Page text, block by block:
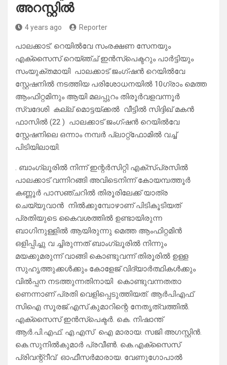
അറസ്റ്റിൽ
4 years ago Reporter
പാലക്കാട്: റെയിൽവേ സംരക്ഷണ സേനയും
എക്സൈസ് റെയ്ഞ്ച് ഇൻസ്പെക്ടറും പാർട്ടിയും
സംയുക്തമായി പാലക്കാട് ജംഗ്ഷൻ റെയിൽവേ
സ്റ്റേഷനിൽ നടത്തിയ പരിശോധനയിൽ 10ഗ്രാം മെത്ത
ആംഫിറ്റമിനും ആയി മലപ്പുറം തിരൂർവളവന്നൂർ
സ്വദേശി കല്ല് മൊട്ടയ്ക്കൽ വീട്ടിൽ സിദ്ദിഖ് മകൻ
ഫാസിൽ (22 ) പാലക്കാട് ജംഗ്ഷൻ റെയിൽവേ
സ്റ്റേഷനിലെ ഒന്നാം നമ്പർ പ്ലാറ്റ്ഫോമിൽ വച്ച്
പിടിയിലായി.
. ബാംഗ്ലൂരിൽ നിന്ന് ഇന്റർസിറ്റി എക്സ്പ്രസിൽ
പാലക്കാട് വന്നിറങ്ങി അവിടെനിന്ന് കോയമ്പത്തൂർ
കണ്ണൂർ പാസഞ്ചറിൽ തിരൂരിലേക്ക് യാത്ര
ചെയ്യുവാൻ നിൽക്കുമ്പോഴാണ് പിടികൂടിയത്
പ്രതിയുടെ കൈവശത്തിൽ ഉണ്ടായിരുന്ന
ബാഗിനുള്ളിൽ ആയിരുന്നു മെത്ത ആംഫിറ്റമിൻ
ഒളിപ്പിച്ചു വ ച്ചിരുന്നത് ബാംഗ്ലൂരിൽ നിന്നും
മയക്കുമരുന്ന് വാങ്ങി കൊണ്ടുവന്ന് തിരൂരിൽ ഉള്ള
സുഹൃത്തുക്കൾക്കും കോളേജ് വിദ്യാർത്ഥികൾക്കും
വിൽപ്പന നടത്തുന്നതിനായി കൊണ്ടുവന്നതതാ
ണെന്നാണ് പ്രതി വെളിപ്പെടുത്തിയത്. ആർപിഎഫ്
സിഐ സൂരജ്.എസ്.കുമാറിന്റെ നേതൃത്വത്തിൽ.
എക്സൈസ് ഇൻസ്പെക്ടർ. കെ. നിഷാന്ത്
ആർ.പി.എഫ്. എ.എസ് ഐ മാരായ. സജി അഗസ്റ്റിൻ.
കെ.സുനിൽകുമാർ പ്രവീൺ. കെ.എക്സൈസ്
പ്രിവന്റ്റീവ് ഓഫീസർമാരായ. വേണുഗോപാൽ